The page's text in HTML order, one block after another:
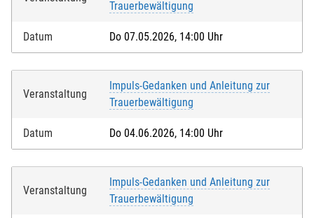
Trauerbewältigung
Datum Do 07.05.2026, 14:00 Uhr
Veranstaltung
Impuls-Gedanken und Anleitung zur
Trauerbewältigung
Datum Do 04.06.2026, 14:00 Uhr
Veranstaltung
Impuls-Gedanken und Anleitung zur
Trauerbewältigung